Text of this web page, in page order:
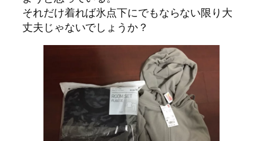
それだけ着れば氷点下にでもならない限り大
丈夫じゃないでしょうか？